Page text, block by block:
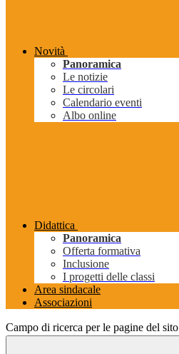
Novità
Panoramica
Le notizie
Le circolari
Calendario eventi
Albo online
Didattica
Panoramica
Offerta formativa
Inclusione
I progetti delle classi
Area sindacale
Associazioni
Campo di ricerca per le pagine del sito